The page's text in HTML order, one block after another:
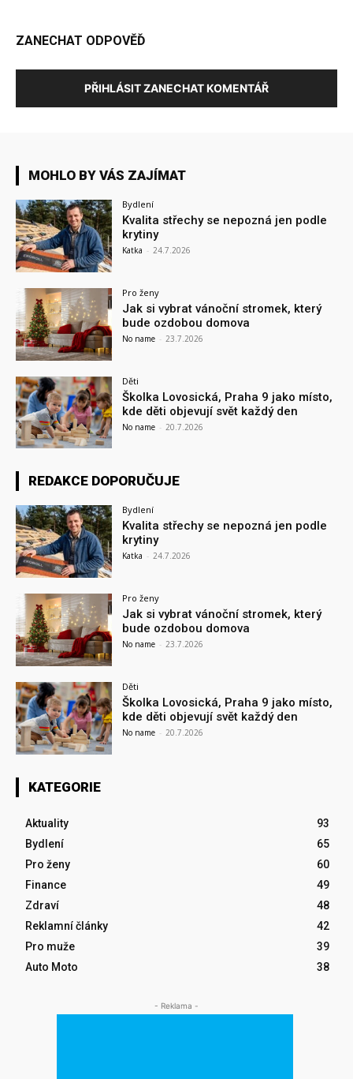
ZANECHAT ODPOVĚĎ
PŘIHLÁSIT ZANECHAT KOMENTÁŘ
MOHLO BY VÁS ZAJÍMAT
Bydlení
Kvalita střechy se nepozná jen podle
krytiny
Katka - 24.7.2026
Pro ženy
Jak si vybrat vánoční stromek, který
bude ozdobou domova
No name - 23.7.2026
Děti
Školka Lovosická, Praha 9 jako místo,
kde děti objevují svět každý den
No name - 20.7.2026
REDAKCE DOPORUČUJE
Bydlení
Kvalita střechy se nepozná jen podle
krytiny
Katka - 24.7.2026
Pro ženy
Jak si vybrat vánoční stromek, který
bude ozdobou domova
No name - 23.7.2026
Děti
Školka Lovosická, Praha 9 jako místo,
kde děti objevují svět každý den
No name - 20.7.2026
KATEGORIE
Aktuality
93
Bydlení
65
Pro ženy
60
Finance
49
Zdraví
48
Reklamní články
42
Pro muže
39
Auto Moto
38
- Reklama -